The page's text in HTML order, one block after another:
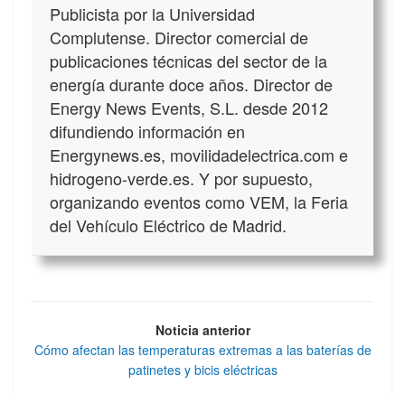
Publicista por la Universidad
Complutense. Director comercial de
publicaciones técnicas del sector de la
energía durante doce años. Director de
Energy News Events, S.L. desde 2012
difundiendo información en
Energynews.es, movilidadelectrica.com e
hidrogeno-verde.es. Y por supuesto,
organizando eventos como VEM, la Feria
del Vehículo Eléctrico de Madrid.
Noticia anterior
Cómo afectan las temperaturas extremas a las baterías de
patinetes y bicis eléctricas